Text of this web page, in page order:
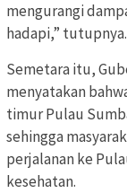
mengurangi
hadapi,” tutupnya.
Semetara itu,
menyatakan
timur Pulau
sehingga
perjalanan ke
kesehatan.